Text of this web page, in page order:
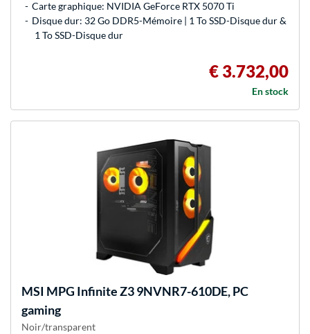
Carte graphique: NVIDIA GeForce RTX 5070 Ti
Disque dur: 32 Go DDR5-Mémoire | 1 To SSD-Disque dur &
1 To SSD-Disque dur
€ 3.732,00
En stock
MSI MPG Infinite Z3 9NVNR7-610DE, PC
gaming
Noir/transparent